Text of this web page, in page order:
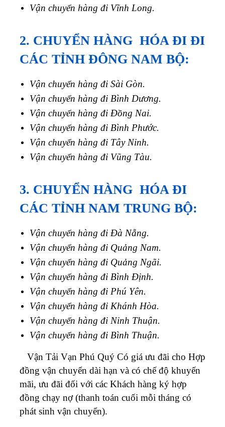
Vận chuyển hàng đi Vĩnh Long.
2. CHUYỂN HÀNG HÓA ĐI ĐI
CÁC TỈNH ĐÔNG NAM BỘ:
Vận chuyển hàng đi Sài Gòn.
Vận chuyển hàng đi Bình Dương.
Vận chuyển hàng đi Đồng Nai.
Vận chuyển hàng đi Bình Phước.
Vận chuyển hàng đi Tây Ninh.
Vận chuyển hàng đi Vũng Tàu.
3. CHUYỂN HÀNG HÓA ĐI
CÁC TỈNH NAM TRUNG BỘ:
Vận chuyển hàng đi Đà Nẵng.
Vận chuyển hàng đi Quảng Nam.
Vận chuyển hàng đi Quảng Ngãi.
Vận chuyển hàng đi Bình Định.
Vận chuyển hàng đi Phú Yên.
Vận chuyển hàng đi Khánh Hòa.
Vận chuyển hàng đi Ninh Thuận.
Vận chuyển hàng đi Bình Thuận.
Vận Tải Vạn Phú Quý Có giá ưu đãi cho Hợp
đồng vận chuyển dài hạn và có chế độ khuyến
mãi, ưu đãi đối với các Khách hàng ký hợp
đồng chạy nợ (thanh toán cuối mỗi tháng có
phát sinh vận chuyển).